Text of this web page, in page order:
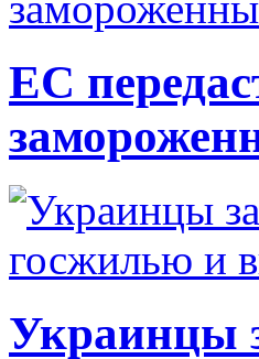
ЕС
Украинцы